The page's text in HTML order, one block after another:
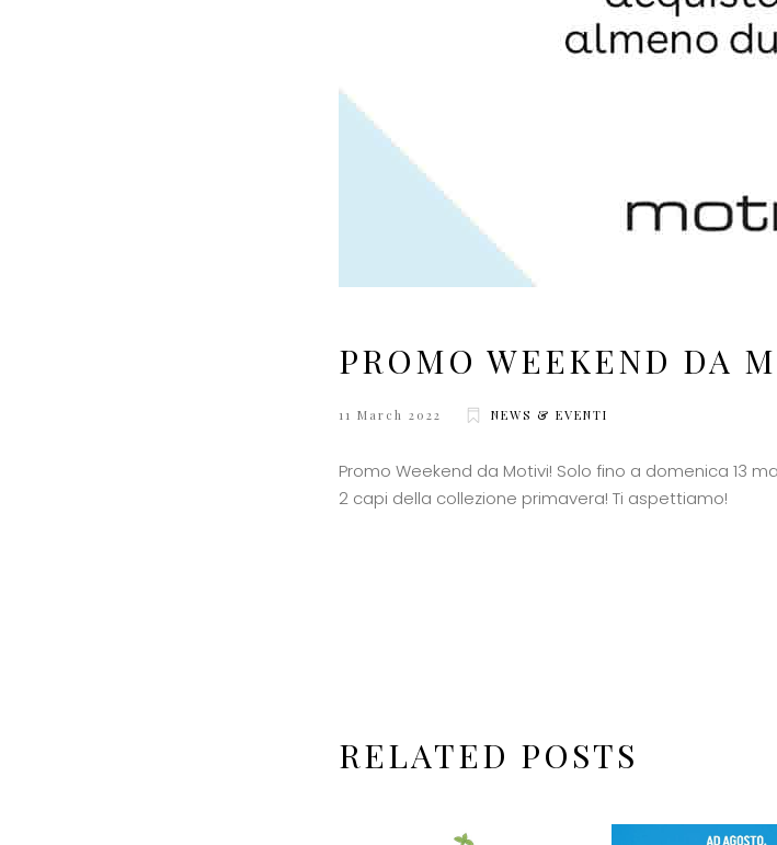
PROMO WEEKEND DA
11 March 2022 NEWS & EVENTI
Promo Weekend da Motivi! Solo fino a domenica 13
2 capi della collezione primavera! Ti aspettiamo!
RELATED POSTS